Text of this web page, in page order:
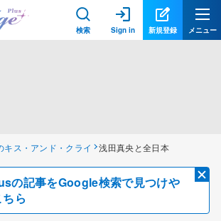
検索 Sign in 新規登録 メニュー
キス・アンド・クライ 浅田真央と全日本
の記事をGoogle検索で見つけや
ら